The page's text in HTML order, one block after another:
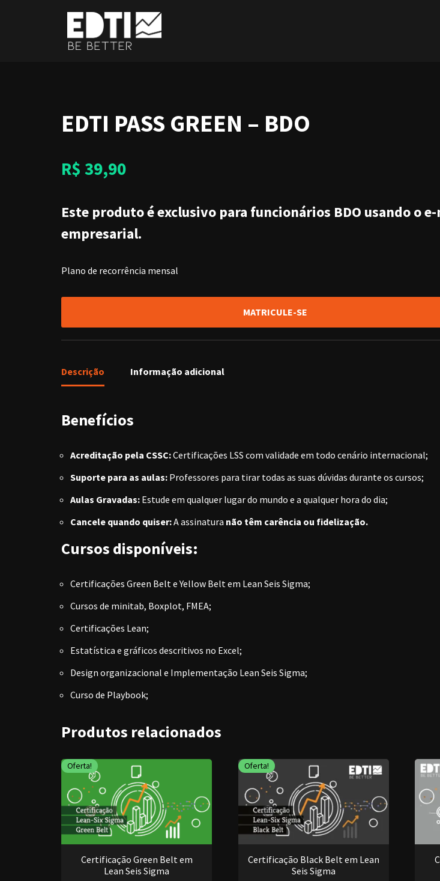
EDTI PASS GREEN – BDO
R$ 39,90
Este produto é exclusivo para funcionários BDO usando o
empresarial.
Plano de recorrência mensal
MATRICULE-SE
Descrição Informação adicional
Benefícios
Acreditação pela CSSC:Certificações LSS com validade em todo cenário internacional;
Suporte para as aulas: Professores para tirar todas as suas dúvidas durante os cursos;
Aulas Gravadas: Estude em qualquer lugar do mundo e a qualquer hora do dia;
Cancele quando quiser:A assinatura não têm carência ou fidelização.
Cursos disponíveis:
Certificações Green Belt e Yellow Belt em Lean Seis Sigma;
Cursos de minitab, Boxplot, FMEA;
Certificações Lean;
Estatística e gráficos descritivos no Excel;
Design organizacional e Implementação Lean Seis Sigma;
Curso de Playbook;
Produtos relacionados
Oferta!
Certificação Green Belt em
Lean Seis Sigma
Oferta!
Certificação Black Belt em Lean
Seis Sigma